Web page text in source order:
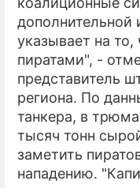
дополнительной
указывает на то,
пиратами", -
представитель
региона. По
танкера, в
тысяч тонн
заметить
нападению.